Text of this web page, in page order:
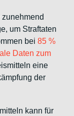
um Straftaten
bei 85 %
Daten zum
eine
der
kann für